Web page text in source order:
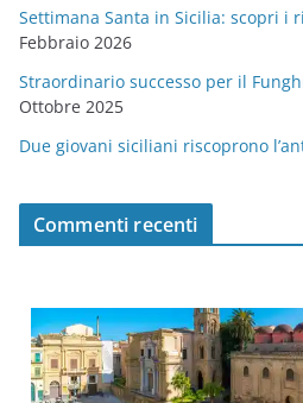
Settimana Santa in Sicilia: scopri i
Febbraio 2026
Straordinario successo per il
Ottobre 2025
Due giovani siciliani riscoprono
Commenti recenti